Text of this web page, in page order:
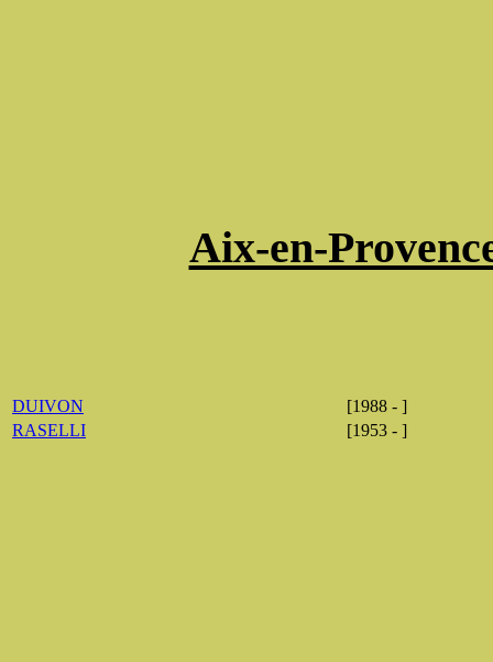
Aix-en-
DUIVON
[1988 - ]
RASELLI
[1953 - ]